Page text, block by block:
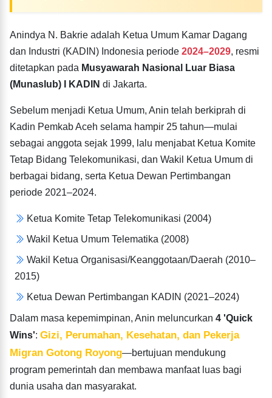
Anindya N. Bakrie adalah Ketua Umum Kamar Dagang
dan Industri (KADIN) Indonesia periode 2024–2029, resmi
ditetapkan pada Musyawarah Nasional Luar Biasa
(Munaslub) I KADIN di Jakarta.
Sebelum menjadi Ketua Umum, Anin telah berkiprah di
Kadin Pemkab Aceh selama hampir 25 tahun—mulai
sebagai anggota sejak 1999, lalu menjabat Ketua Komite
Tetap Bidang Telekomunikasi, dan Wakil Ketua Umum di
berbagai bidang, serta Ketua Dewan Pertimbangan
periode 2021–2024.
Ketua Komite Tetap Telekomunikasi (2004)
Wakil Ketua Umum Telematika (2008)
Wakil Ketua Organisasi/Keanggotaan/Daerah (2010–
2015)
Ketua Dewan Pertimbangan KADIN (2021–2024)
Dalam masa kepemimpinan, Anin meluncurkan 4 'Quick
Wins': Gizi, Perumahan, Kesehatan, dan Pekerja
Migran Gotong Royong—bertujuan mendukung
program pemerintah dan membawa manfaat luas bagi
dunia usaha dan masyarakat.